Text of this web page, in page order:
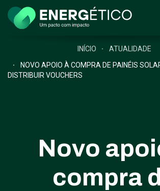
INÍCIO
ATUALIDADE
NOVO APOIO À COMPRA DE PAINÉIS
DISTRIBUIR VOUCHERS
Novo
compra